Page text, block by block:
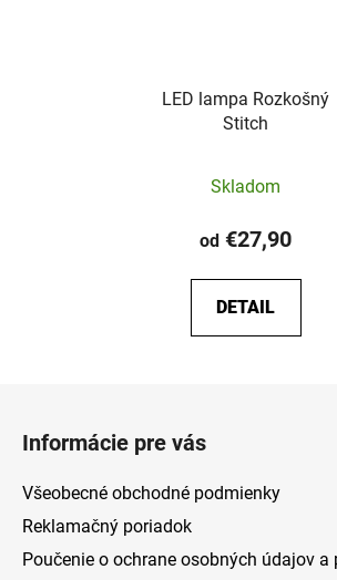
LED lampa Rozkošný
Stitch
hodnotenie
produktu
5,0
z
Skladom
od €27,90
DETAIL
Informácie pre vás
Všeobecné obchodné podmienky
Reklamačný poriadok
Poučenie o ochrane osobných údajov